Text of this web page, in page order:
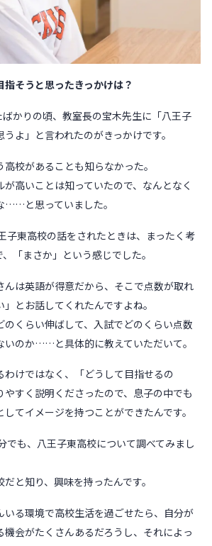
そうと思ったきっかけは？
かりの頃、教室長の宝木先生に「八王子
よ」と言われたのがきっかけです。
校があることも知らなかった。
高いことは知っていたので、なんとなく
……と思っていました。
子東高校の話をされたときは、まったく考
「まさか」という感じでした。
んは英語が得意だから、そこで点数が取れ
とお話してくれたんですよね。
のくらい伸ばして、入試でどのくらい点数
いのか……と具体的に教えていただいて。
わけではなく、「どうして目指せるの
すく説明くださったので、息子の中でも
てイメージを持つことができたんです。
でも、八王子東高校について調べてみまし
と知り、興味を持ったんです。
いる環境で高校生活を過ごせたら、自分が
機会がたくさんあるだろうし、それによっ